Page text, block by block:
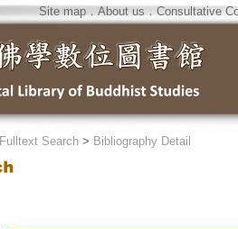
Site map．About us ． Consultative
Fulltext Search > Bibliography Detail